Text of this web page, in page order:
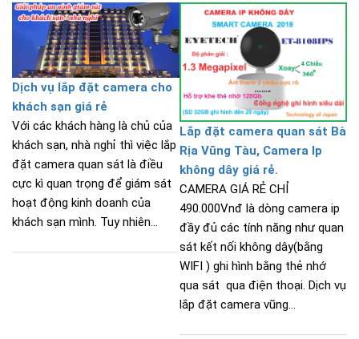
Dịch vụ lắp đặt camera cho
khách sạn giá rẻ
Với các khách hàng là chủ của
khách sạn, nhà nghỉ thì việc lắp
đặt camera quan sát là điều
cực kì quan trọng để giám sát
hoạt động kinh doanh của
khách sạn mình. Tuy nhiên...
Lắp đặt camera quan sát Bà
Rịa Vũng Tàu, Camera Ip
không dây giá rẻ.
CAMERA GIÁ RẺ CHỈ
490.000Vnđ là dòng camera ip
đầy đủ các tính năng như quan
sát kết nối không dây(bằng
WIFI ) ghi hình bằng thẻ nhớ
qua sát qua điện thoại. Dịch vụ
lắp đặt camera vũng...